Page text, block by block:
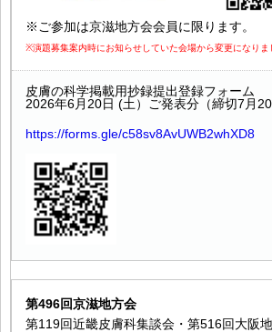
※ご参加は京滋地方会会員に限ります。
※演題募集案内時にお知らせしていた会場から変更になりま
皮膚の科学掲載用抄録提出登録フォーム
2026年6月20日 (土）ご発表分（締切7月20
https://forms.gle/c58sv8AvUWB2whXD8
第496回京滋地方会
第119回近畿皮膚科集談会・第516回大阪